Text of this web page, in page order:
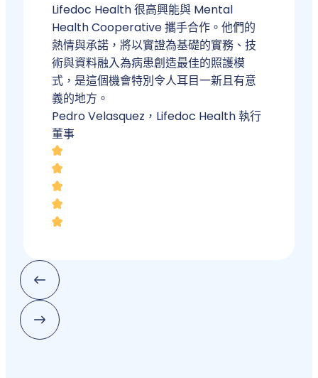
Lifedoc Health 很高興能與 Mental
Health Cooperative 攜手合作。他們的
熱情與承諾，將以實證為基礎的實務、技
術與資料融入為病患創造最佳的照護模
式，是這個機會特別令人耳目一新且有意
義的地方。
Pedro Velasquez，Lifedoc Health 執行
董事